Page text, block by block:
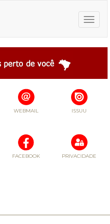
Toggle
WEBMAIL ISSUU
FACEBOOK PRIVACIDADE